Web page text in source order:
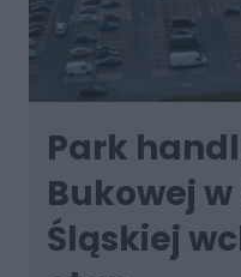
Park
Bukowej w
Śląskiej